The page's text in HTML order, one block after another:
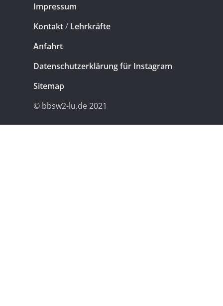
Impressum
Kontakt/ Lehrkräfte
Anfahrt
Datenschutzerklärung für Instagram
Sitemap
© bbsw2-lu.de 2021